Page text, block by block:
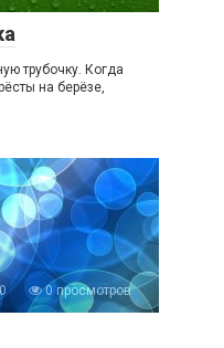
трубочку. Когда
на берёзе,
0 просмотров